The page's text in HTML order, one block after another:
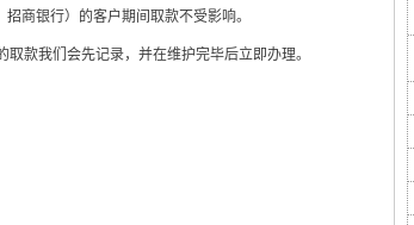
商银行）的客户期间取款不受影响。
款我们会先记录，并在维护完毕后立即办理。